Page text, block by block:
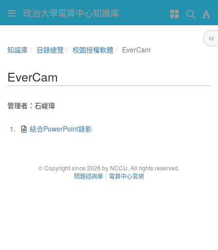
政治大學電算中心知識庫
知識庫 目錄總覽 校園授權軟體 EverCam
EverCam
管理者： 石峻瑋
1. 結合PowerPoint錄影
© Copyright since 2026 by NCCU. All rights reserved.
問題諮詢單 ｜ 電算中心官網